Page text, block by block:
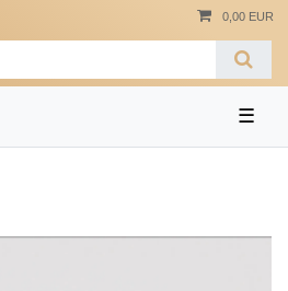
0,00 EUR
☰